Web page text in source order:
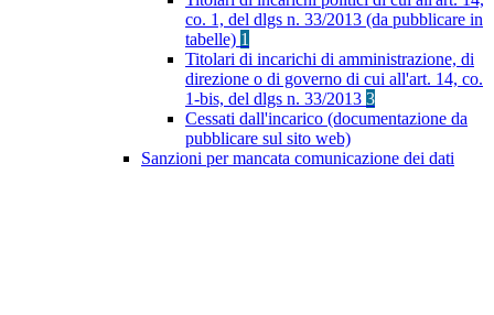
co. 1, del dlgs n. 33/2013 (da pubblicare in
tabelle) 1
Titolari di incarichi di amministrazione, di
direzione o di governo di cui all'art. 14, co.
1-bis, del dlgs n. 33/2013 3
Cessati dall'incarico (documentazione da
pubblicare sul sito web)
Sanzioni per mancata comunicazione dei dati